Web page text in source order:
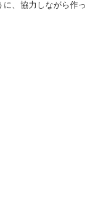
、協力しながら作っ